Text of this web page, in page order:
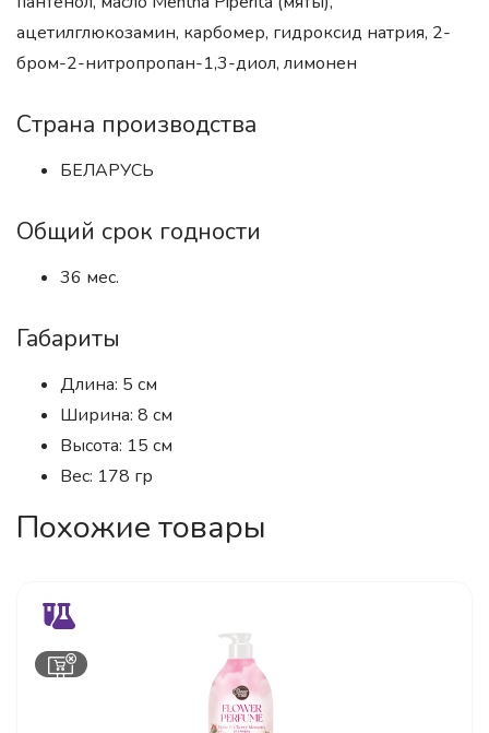
ацетилглюкозамин, карбомер, гидроксид натрия, 2-
бром-2-нитропропан-1,3-диол, лимонен
Страна производства
БЕЛАРУСЬ
Общий срок годности
36 мес.
Габариты
Длина: 5 см
Ширина: 8 см
Высота: 15 см
Вес: 178 гр
Похожие товары